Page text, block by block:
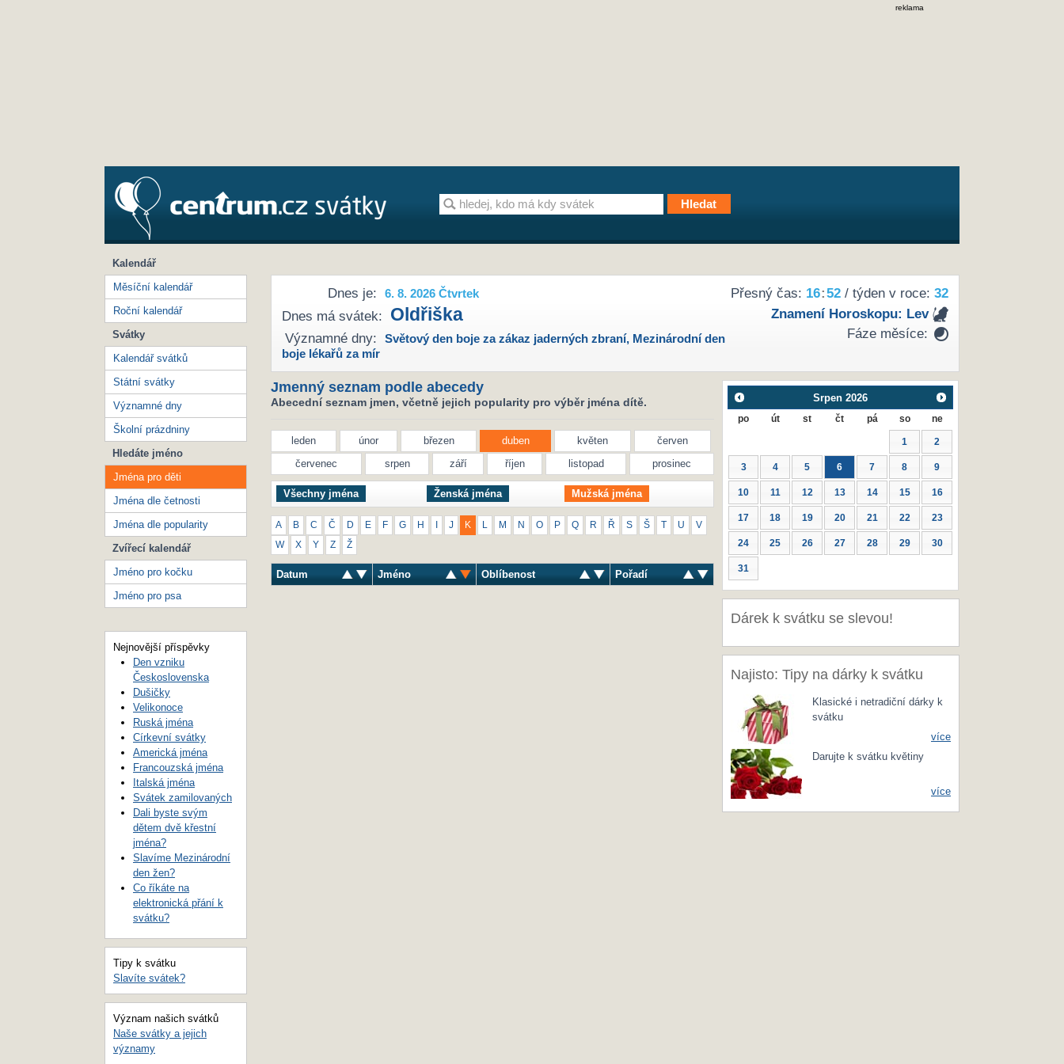
reklama
Přesný čas: 16 52/ týden v roce: 32
Znamení Horoskopu: Lev
Fáze měsíce:
Dnes je: 6. 8. 2026 Čtvrtek
Dnes má svátek: Oldřiška
Významné dny: Světový den boje za zákaz jaderných zbraní, Mezinárodní den
boje lékařů za mír
Jmenný seznam podle abecedy
Abecední seznam jmen, včetně jejich popularity pro výběr jména dítě.
leden únor březen duben květen
červen
červenec
srpen září říjen listopad prosinec
Všechny jména Ženská jména Mužská jména
A B C Č D E F G H J K M N O P Q R Ř S Š T U V
W X Y Z Ž
Datum Jméno Oblíbenost Pořadí
Srpen 2026
po út st čt pá so ne
1 2
3 4 5 6 7 8 9
10 11 12 13 14 15 16
17 18 19 20 21 22 23
24 25 26 27 28 29 30
31
Dárek k svátku se slevou!
Najisto: Tipy na dárky k svátku
Klasické i netradiční dárky k
svátku
více
Darujte k svátku květiny
více
Kalendář
Měsíční kalendář
Roční kalendář
Svátky
Kalendář svátků
Státní svátky
Významné dny
Školní prázdniny
Hledáte jméno
Jména pro děti
Jména dle četnosti
Jména dle popularity
Zvířecí kalendář
Jméno pro kočku
Jméno pro psa
Nejnovější příspěvky
Den vzniku
Československa
Dušičky
Velikonoce
Ruská jména
Církevní svátky
Americká jména
Francouzská jména
Italská jména
Svátek zamilovaných
Dali byste svým
dětem dvě křestní
jména?
Slavíme Mezinárodní
den žen?
Co říkáte na
elektronická přání k
svátku?
Tipy k svátku
Slavíte svátek?
Význam našich svátků
Naše svátky a jejich
významy